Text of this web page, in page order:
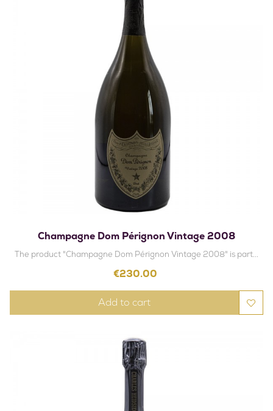
Champagne Dom Pérignon Vintage 2008
The product "Champagne Dom Pérignon Vintage 2008" is part...
Price
€230.00
Add to cart